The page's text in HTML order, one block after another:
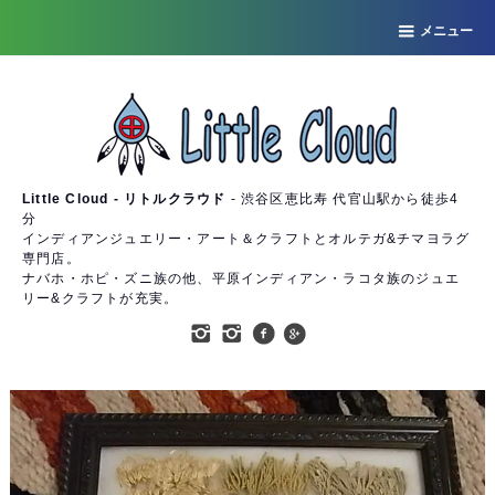
メニュー
Little Cloud - リトルクラウド - 渋谷区恵比寿 代官山駅から徒歩4
分
インディアンジュエリー・アート＆クラフトとオルテガ&チマヨラグ
専門店。
ナバホ・ホピ・ズニ族の他、平原インディアン・ラコタ族のジュエ
リー&クラフトが充実。